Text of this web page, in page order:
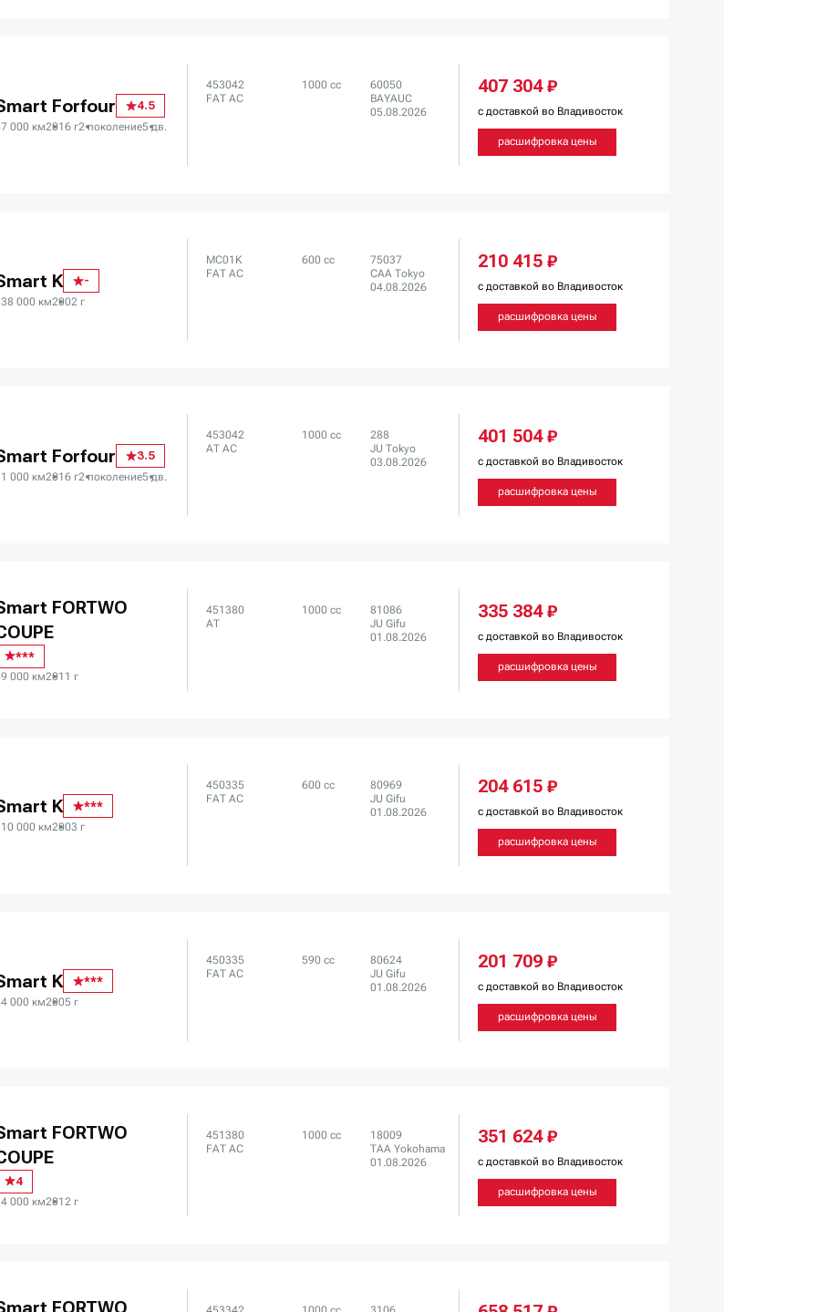
Forfour
4.5
000 км2016 г2 поколение5 дв.
453042
FAT AC
1000 сс
60050
BAYAUC
05.08.2026
407 304 ₽
с доставкой во Владивосток
расшифровка цены
K
-
000 км2002 г
MC01K
FAT AC
600 сс
75037
CAA Tokyo
04.08.2026
210 415 ₽
с доставкой во Владивосток
расшифровка цены
Forfour
3.5
000 км2016 г2 поколение5 дв.
453042
AT AC
1000 сс
288
JU Tokyo
03.08.2026
401 504 ₽
с доставкой во Владивосток
расшифровка цены
FORTWO
***
000 км2011 г
451380
AT
1000 сс
81086
JU Gifu
01.08.2026
335 384 ₽
с доставкой во Владивосток
расшифровка цены
K
***
000 км2003 г
450335
FAT AC
600 сс
80969
JU Gifu
01.08.2026
204 615 ₽
с доставкой во Владивосток
расшифровка цены
K
***
000 км2005 г
450335
FAT AC
590 сс
80624
JU Gifu
01.08.2026
201 709 ₽
с доставкой во Владивосток
расшифровка цены
FORTWO
4
000 км2012 г
451380
FAT AC
1000 сс
18009
TAA Yokohama
01.08.2026
351 624 ₽
с доставкой во Владивосток
расшифровка цены
FORTWO